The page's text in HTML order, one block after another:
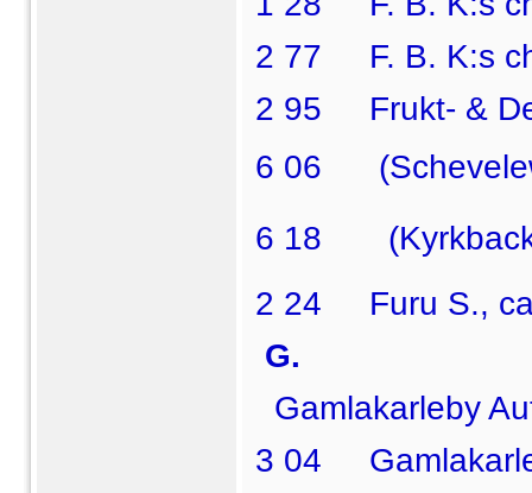
2 77 F. B. K:s
2 95 Frukt- &
6 06 
6 18  
2 24 Furu S.,
G.
Gamlakarleby
3 04